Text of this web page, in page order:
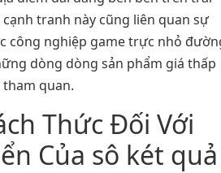
tranh này cũng liên quan sự
công nghiệp game trực nhỏ
dòng dòng sản phẩm giá thấp
quan.
Thức Đối Với
Của sô két quả